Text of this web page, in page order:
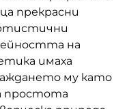
прекрасни
на
имаха
му като
простота